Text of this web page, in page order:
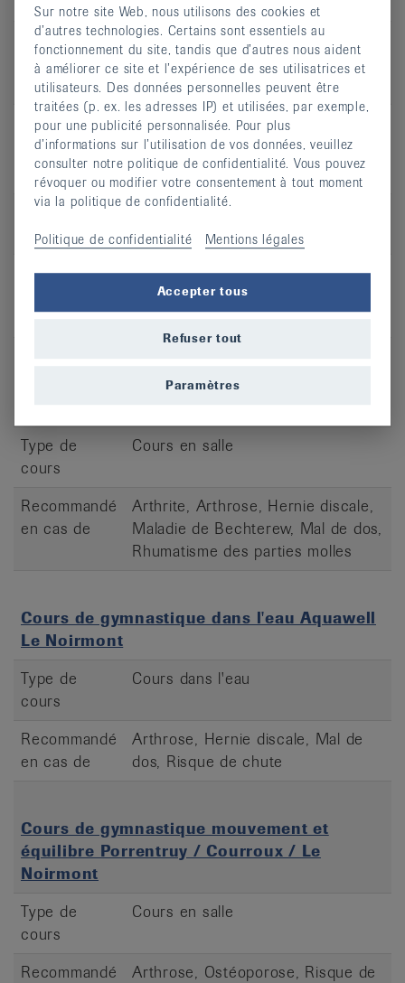
Recommandé
en cas de
Arthrose, Hernie discale,
Ostéoporose, Mal de dos, Risque
de chute
Cours de gymnastique pour le dos
Porrentruy
Type de
cours
Cours en salle
Recommandé
Arthrose, Hernie discale,
Ostéoporose, Mal de dos, Risque
de chute
Cours Harmonie et Stabilité - méthode
Type de
cours
Cours en salle
Recommandé
en cas de
Arthrite, Arthrose, Hernie discale,
Maladie de Bechterew, Mal de dos,
Rhumatisme des parties molles
Cours de gymnastique dans l'eau Aquawell
Le Noirmont
Type de
cours
Cours dans l'eau
Recommandé
en cas de
Arthrose, Hernie discale, Mal de
dos, Risque de chute
Cours de gymnastique mouvement et
équilibre Porrentruy / Courroux / Le
Noirmont
Type de
cours
Cours en salle
Recommandé
Arthrose, Ostéoporose, Risque de
Sur notre site Web, nous utilisons des cookies et
d’autres technologies. Certains sont essentiels au
fonctionnement du site, tandis que d’autres nous aident
à améliorer ce site et l’expérience de ses utilisatrices et
utilisateurs. Des données personnelles peuvent être
traitées (p. ex. les adresses IP) et utilisées, par exemple,
pour une publicité personnalisée. Pour plus
d’informations sur l’utilisation de vos données, veuillez
consulter notre politique de confidentialité. Vous pouvez
révoquer ou modifier votre consentement à tout moment
via la politique de confidentialité.
Politique de confidentialité Mentions légales
Accepter tous
Refuser tout
Paramètres